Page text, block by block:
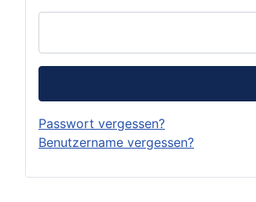
Passwort vergessen?
Benutzername vergessen?